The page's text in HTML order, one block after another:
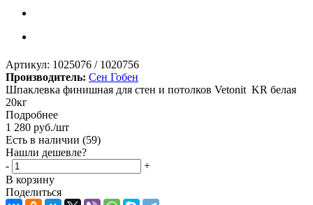
Артикул: 1025076 / 1020756
Производитель: Сен Гобен
Шпаклевка финишная для стен и потолков Vetonit KR белая
20кг
Подробнее
1 280 руб./шт
Есть в наличии (59)
Нашли дешевле?
-
+
В корзину
Поделиться